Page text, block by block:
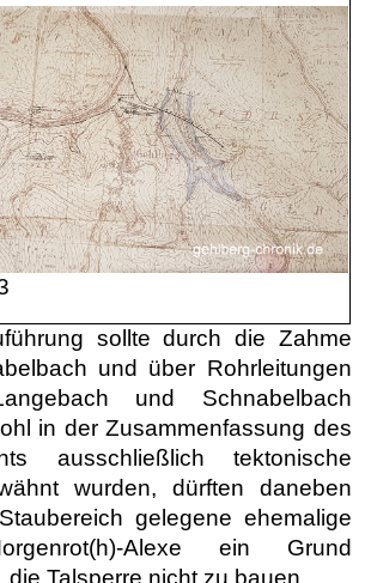
sollte durch die Zahme
und über Rohrleitungen
und Schnabelbach
in der Zusammenfassung des
ausschließlich tektonische
wurden, dürften daneben
gelegene ehemalige
Alexe ein Grund